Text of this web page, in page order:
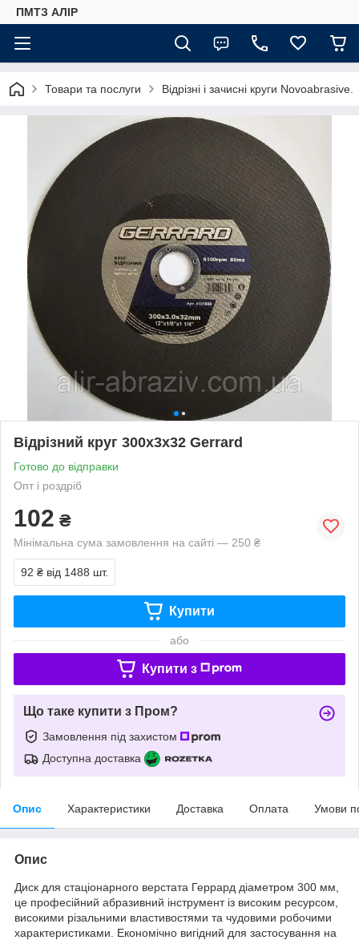
ПМТЗ АЛІР
Товари та послуги Відрізні і зачисні круги Novoabrasive.
Відрізний круг 300х3х32 Gerrard
Готово до відправки
Опт і роздріб
102 ₴
Мінімальна сума замовлення на сайті — 250 ₴
92 ₴ від 1488 шт.
Купити
або
Купити з
Що таке купити з Пром?
Замовлення під захистом
Доступна доставка
Опис Характеристики Доставка Оплата Умови
Опис
Диск для стаціонарного верстата Геррард діаметром 300 мм,
це професійний абразивний інструмент із високим ресурсом,
високими різальними властивостями та чудовими робочими
характеристиками. Економічно вигідний для застосування на